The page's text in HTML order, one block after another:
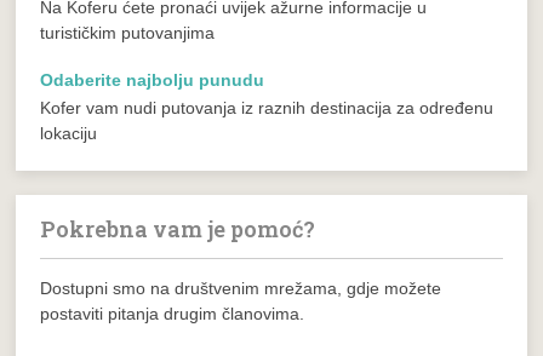
Na Koferu ćete pronaći uvijek ažurne informacije u
turističkim putovanjima
Odaberite najbolju punudu
Kofer vam nudi putovanja iz raznih destinacija za određenu
lokaciju
Pokrebna vam je pomoć?
Dostupni smo na društvenim mrežama, gdje možete
postaviti pitanja drugim članovima.